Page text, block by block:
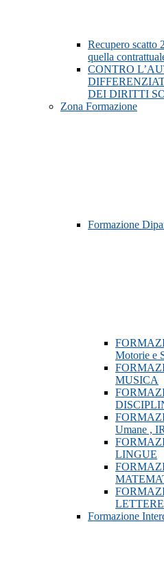
Recupero scatto
quella
CONTRO
DEI DIRITTI
Zona Formazione
Formazione
Motorie e
MUSICA
Umane ,
LINGUE
Formazione